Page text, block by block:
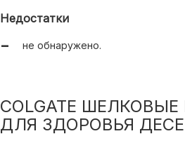
Недостатки
не обнаружено.
COLGATE
ДЛЯ ЗДОРОВЬЯ